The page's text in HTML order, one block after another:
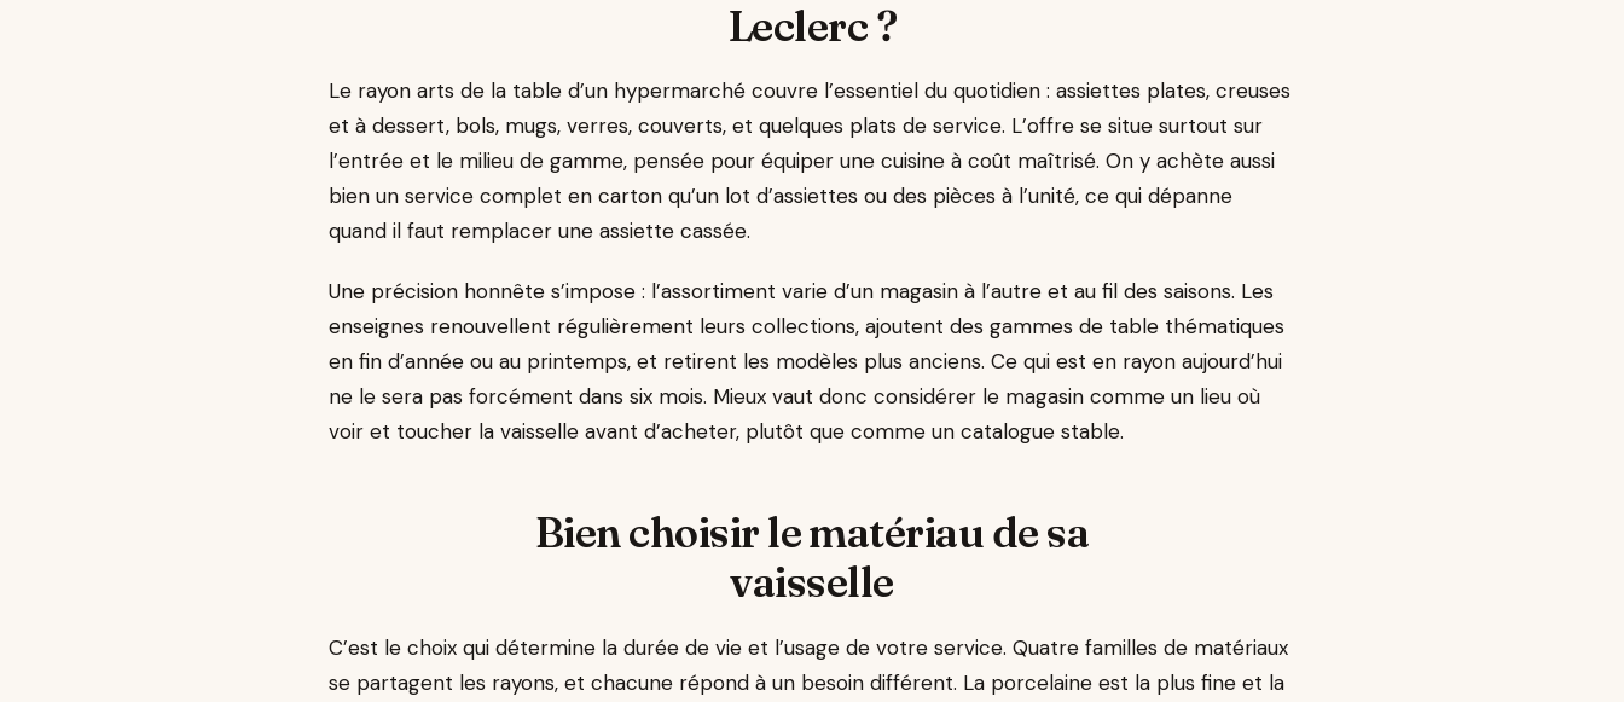
Leclerc ?
Le rayon arts de la table d’un hypermarché couvre l’essentiel du quotidien : assiettes plates, creuses
et à dessert, bols, mugs, verres, couverts, et quelques plats de service. L’offre se situe surtout sur
l’entrée et le milieu de gamme, pensée pour équiper une cuisine à coût maîtrisé. On y achète aussi
bien un service complet en carton qu’un lot d’assiettes ou des pièces à l’unité, ce qui dépanne
quand il faut remplacer une assiette cassée.
Une précision honnête s’impose : l’assortiment varie d’un magasin à l’autre et au fil des saisons. Les
enseignes renouvellent régulièrement leurs collections, ajoutent des gammes de table thématiques
en fin d’année ou au printemps, et retirent les modèles plus anciens. Ce qui est en rayon aujourd’hui
ne le sera pas forcément dans six mois. Mieux vaut donc considérer le magasin comme un lieu où
voir et toucher la vaisselle avant d’acheter, plutôt que comme un catalogue stable.
Bien choisir le matériau de sa
vaisselle
C’est le choix qui détermine la durée de vie et l’usage de votre service. Quatre familles de matériaux
se partagent les rayons, et chacune répond à un besoin différent. La porcelaine est la plus fine et la